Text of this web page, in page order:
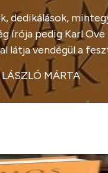
dedikálások,
írója pedig Karl
látja vendégül a
LÁSZLÓ MÁRTA